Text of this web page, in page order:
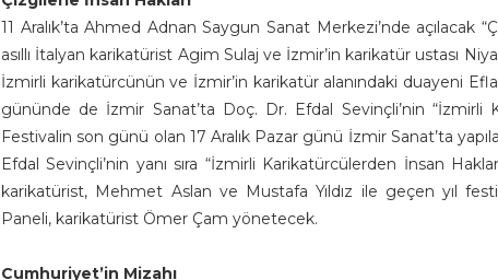
11 Aralık’ta Ahmed Adnan Saygun Sanat Merkezi’nde açılacak
asıllı İtalyan karikatürist Agim Sulaj ve İzmir’in karikatür ustası
İzmirli karikatürcünün ve İzmir’in karikatür alanındaki duayeni
gününde de İzmir Sanat’ta Doç. Dr. Efdal Sevinçli’nin “İzmirli
Festivalin son günü olan 17 Aralık Pazar günü İzmir Sanat’ta
Efdal Sevinçli’nin yanı sıra “İzmirli Karikatürcülerden İnsan
karikatürist, Mehmet Aslan ve Mustafa Yıldız ile geçen yıl
Paneli, karikatürist Ömer Çam yönetecek.
Cumhuriyet’in Mizahı